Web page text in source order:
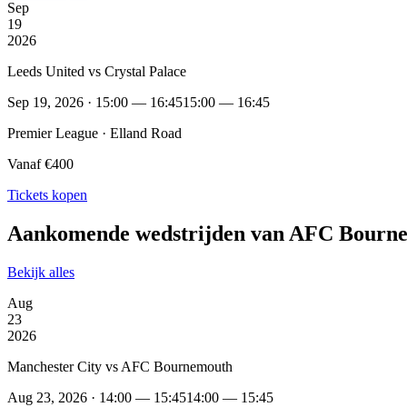
Sep
19
2026
Leeds United vs Crystal Palace
Sep 19, 2026 · 15:00 — 16:4515:00 — 16:45
Premier League · Elland Road
Vanaf €400
Tickets kopen
Aankomende wedstrijden van AFC
Bekijk alles
Aug
23
2026
Manchester City vs AFC Bournemouth
Aug 23, 2026 · 14:00 — 15:4514:00 — 15:45